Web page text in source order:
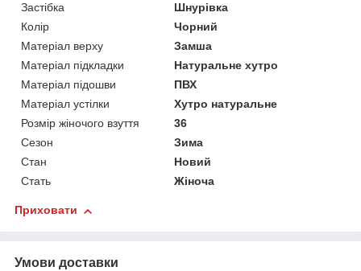
Застібка
Шнурівка
Колір
Чорний
Матеріал верху
Замша
Матеріал підкладки
Натуральне хутро
Матеріал підошви
ПВХ
Матеріал устілки
Хутро натуральне
Розмір жіночого взуття
36
Сезон
Зима
Стан
Новий
Стать
Жіноча
Приховати
Умови доставки